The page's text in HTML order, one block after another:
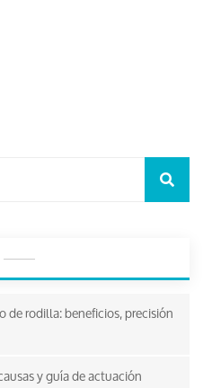
de rodilla: beneficios, precisión
y guía de actuación